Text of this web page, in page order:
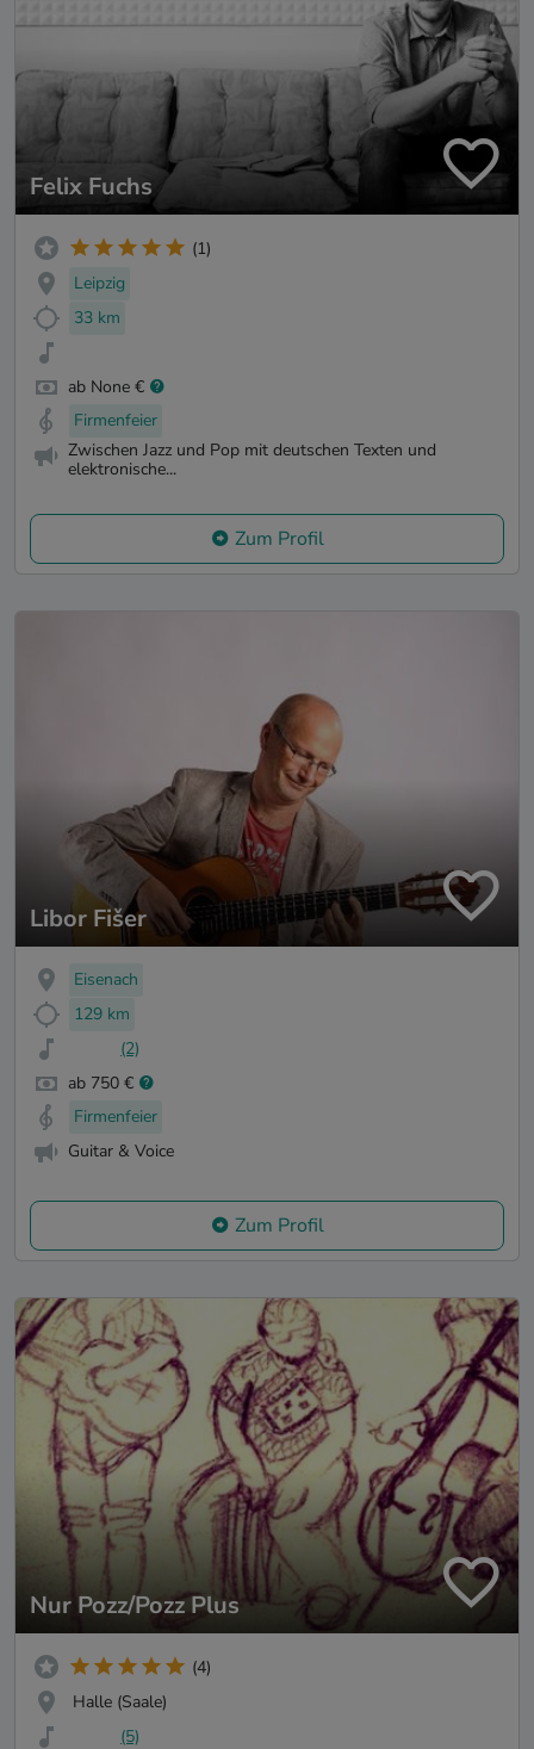
Felix Fuchs
(1)
Leipzig
33 km
ab None €
Firmenfeier
Zwischen Jazz und Pop mit deutschen Texten und
elektronische...
Zum Profil
Libor Fišer
Eisenach
129 km
(2)
ab 750 €
Firmenfeier
Guitar & Voice
Zum Profil
Nur Pozz/Pozz Plus
(4)
Halle (Saale)
(5)